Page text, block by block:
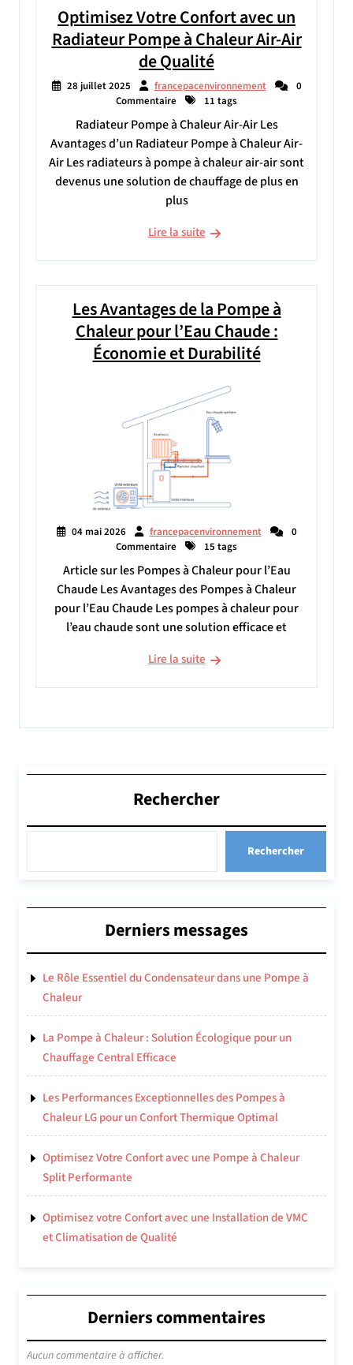
Optimisez Votre Confort avec un
Radiateur Pompe à Chaleur Air-Air
de Qualité
28 juillet 2025 francepacenvironnement
0
Commentaire
11 tags
Radiateur Pompe à Chaleur Air-Air Les
Avantages d’un Radiateur Pompe à Chaleur Air-
Air Les radiateurs à pompe à chaleur air-air sont
devenus une solution de chauffage de plus en
plus
Lire la suite
Les Avantages de la Pompe à
Chaleur pour l’Eau Chaude :
Économie et Durabilité
04 mai 2026 francepacenvironnement
0
Commentaire
15 tags
Article sur les Pompes à Chaleur pour l’Eau
Chaude Les Avantages des Pompes à Chaleur
pour l’Eau Chaude Les pompes à chaleur pour
l’eau chaude sont une solution efficace et
Lire la suite
Rechercher
Rechercher
Derniers messages
Le Rôle Essentiel du Condensateur dans une Pompe à
Chaleur
La Pompe à Chaleur : Solution Écologique pour un
Chauffage Central Efficace
Les Performances Exceptionnelles des Pompes à
Chaleur LG pour un Confort Thermique Optimal
Optimisez Votre Confort avec une Pompe à Chaleur
Split Performante
Optimisez votre Confort avec une Installation de VMC
et Climatisation de Qualité
Derniers commentaires
Aucun commentaire à afficher.